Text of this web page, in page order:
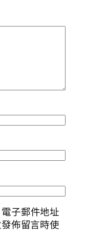
子郵件地址
佈留言時使